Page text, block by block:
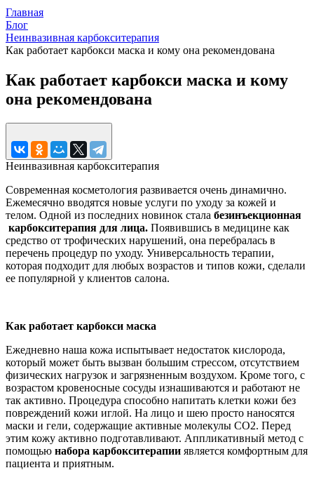
Главная
Блог
Неинвазивная карбокситерапия
Как работает карбокси маска и кому она рекомендована
Как работает карбокси маска и кому
она рекомендована
Неинвазивная карбокситерапия
Современная косметология развивается очень динамично.
Ежемесячно вводятся новые услуги по уходу за кожей и
телом. Одной из последних новинок стала безинъекционная
карбокситерапия для лица. Появившись в медицине как
средство от трофических нарушений, она перебралась в
перечень процедур по уходу. Универсальность терапии,
которая подходит для любых возрастов и типов кожи, сделали
ее популярной у клиентов салона.
Как работает карбокси маска
Ежедневно наша кожа испытывает недостаток кислорода,
который может быть вызван большим стрессом, отсутствием
физических нагрузок и загрязненным воздухом. Кроме того, с
возрастом кровеносные сосуды изнашиваются и работают не
так активно. Процедура способно напитать клетки кожи без
повреждений кожи иглой. На лицо и шею просто наносятся
маски и гели, содержащие активные молекулы СО2. Перед
этим кожу активно подготавливают. Аппликативный метод с
помощью набора карбокситерапии является комфортным для
пациента и приятным.